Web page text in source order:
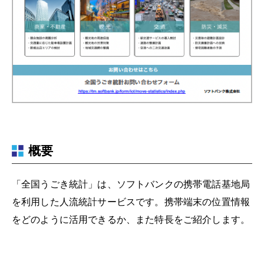
概要
「全国うごき統計」は、ソフトバンクの携帯電話基地局
を利用した人流統計サービスです。携帯端末の位置情報
をどのように活用できるか、また特長をご紹介します。